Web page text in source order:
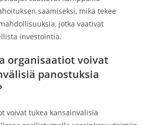
saamiseksi, mikä tekee
jotka vaativat
investointia.
organisaatiot voivat
panostuksia
voivat tukea kansainvälisiä